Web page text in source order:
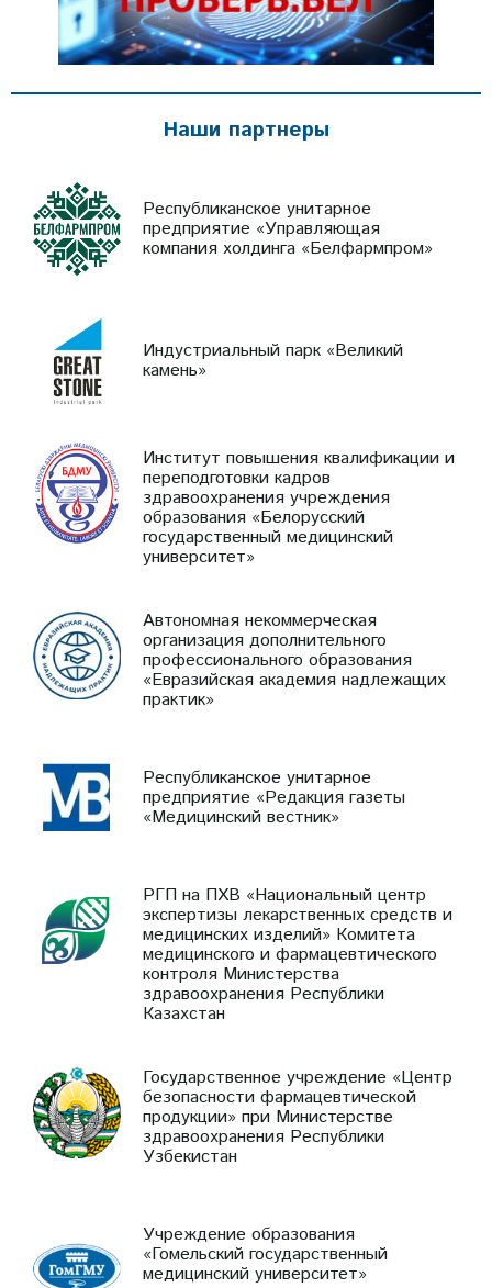
Наши партнеры
Республиканское унитарное
предприятие «Управляющая
компания холдинга «Белфармпром»
Индустриальный парк «Великий
камень»
Институт повышения квалификации и
переподготовки кадров
здравоохранения учреждения
образования «Белорусский
государственный медицинский
университет»
Автономная некоммерческая
организация дополнительного
профессионального образования
«Евразийская академия надлежащих
практик»
Республиканское унитарное
предприятие «Редакция газеты
«Медицинский вестник»
РГП на ПХВ «Национальный центр
экспертизы лекарственных средств и
медицинских изделий» Комитета
медицинского и фармацевтического
контроля Министерства
здравоохранения Республики
Казахстан
Государственное учреждение «Центр
безопасности фармацевтической
продукции» при Министерстве
здравоохранения Республики
Узбекистан
Учреждение образования
«Гомельский государственный
медицинский университет»